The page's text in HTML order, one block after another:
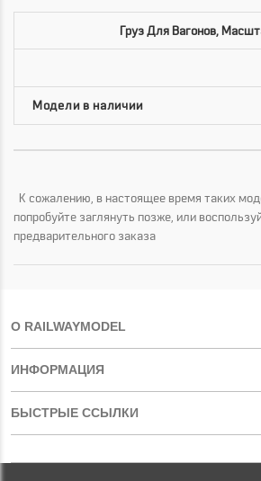
Груз Для Вагонов,
К сожалению, в настоящее время таких
попробуйте заглянуть позже, или
предварительного заказа
О RAILWAYMODEL
ИНФОРМАЦИЯ
БЫСТРЫЕ ССЫЛКИ